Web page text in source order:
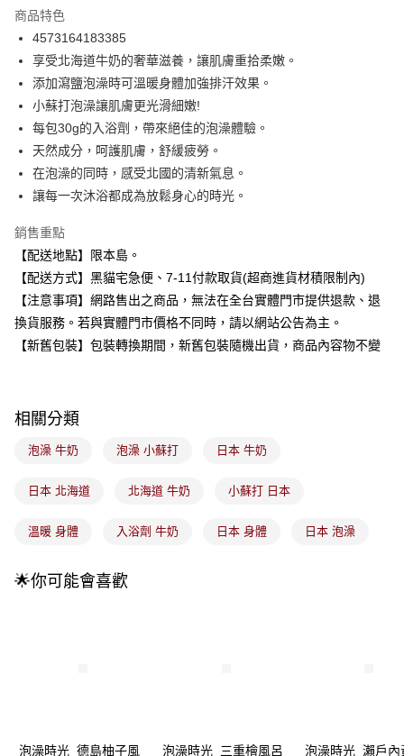
Apple Pay
街口支付
悠遊付
Google Pay
全盈+PAY
大哥付你分期
【大哥付你分期使用說明】
1.本服務由台灣大哥大提供，台灣大哥大用戶可立即使用無須另外申請。
2.付款方式選擇「大哥付你分期」，訂單成立後會自動跳轉到大哥付的交易
流程，驗證手機門號後，選擇欲分期的期數、繳款截止日，確認付款後即完
成交易。
3.實際核准額度、可分期數及費用金額請依後續交易確認頁面所載為準。
4.訂單成立30分鐘內，如未前往確認交易或遇審核未通過，訂單將自動取
消。如遇「轉專審核」未通過狀況，表示未達大哥付你分期系統評分，恕無
醒簡訊。
帳／街口支付／iPASS MONEY」等通路繳費。
【注意事項】
買賣價金債權讓與本公司後，依約使用本公司帳單繳交帳款。
由本公司與您本人進行分期帳單所需資料之確認、核對及更正。
ATM付款
運送方式
全家取貨付款
每筆NT$100，滿NT$899(含以上)免運費
每筆NT$100，滿NT$899(含以上)免運費
7-11取貨付款
每筆NT$100，滿NT$899(含以上)免運費
每筆NT$100，滿NT$899(含以上)免運費
商品特色
4573164183385
享受北海道牛奶的奢華滋養，讓肌膚重拾柔嫩。
添加瀉鹽泡澡時可溫暖身體加強排汗效果。
小蘇打泡澡讓肌膚更光滑細嫩!
每包30g的入浴劑，帶來絕佳的泡澡體驗。
天然成分，呵護肌膚，舒緩疲勞。
在泡澡的同時，感受北國的清新氣息。
讓每一次沐浴都成為放鬆身心的時光。
銷售重點
【配送地點】限本島。
【配送方式】黑貓宅急便、7-11付款取貨(超商進貨材積限制內)
【注意事項】網路售出之商品，無法在全台實體門市提供退款、退
換貨服務。若與實體門市價格不同時，請以網站公告為主。
【新舊包裝】包裝轉換期間，新舊包裝隨機出貨，商品內容物不變
相關分類
泡澡 牛奶 泡澡 小蘇打 日本 牛奶
日本 北海道 北海道 牛奶 小蘇打 日本
溫暖 身體 入浴劑 牛奶 日本 身體 日本 泡澡
🌟你可能會喜歡
泡澡時光_德島柚子風 泡澡時光_三重檜風呂 泡澡時光_瀨戶內